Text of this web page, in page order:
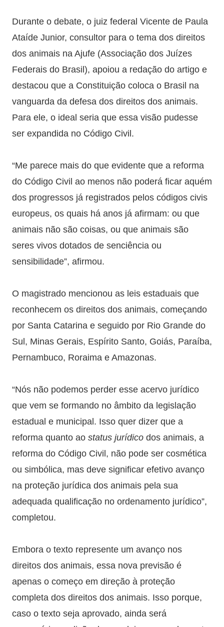
Durante o debate, o juiz federal Vicente de Paula
Ataíde Junior, consultor para o tema dos direitos
dos animais na Ajufe (Associação dos Juízes
Federais do Brasil), apoiou a redação do artigo e
destacou que a Constituição coloca o Brasil na
vanguarda da defesa dos direitos dos animais.
Para ele, o ideal seria que essa visão pudesse
ser expandida no Código Civil.
“Me parece mais do que evidente que a reforma
do Código Civil ao menos não poderá ficar aquém
dos progressos já registrados pelos códigos civis
europeus, os quais há anos já afirmam: ou que
animais não são coisas, ou que animais são
seres vivos dotados de senciência ou
sensibilidade”, afirmou.
O magistrado mencionou as leis estaduais que
reconhecem os direitos dos animais, começando
por Santa Catarina e seguido por Rio Grande do
Sul, Minas Gerais, Espírito Santo, Goiás, Paraíba,
Pernambuco, Roraima e Amazonas.
“Nós não podemos perder esse acervo jurídico
que vem se formando no âmbito da legislação
estadual e municipal. Isso quer dizer que a
reforma quanto ao status jurídico dos animais, a
reforma do Código Civil, não pode ser cosmética
ou simbólica, mas deve significar efetivo avanço
na proteção jurídica dos animais pela sua
adequada qualificação no ordenamento jurídico”,
completou.
Embora o texto represente um avanço nos
direitos dos animais, essa nova previsão é
apenas o começo em direção à proteção
completa dos direitos dos animais. Isso porque,
caso o texto seja aprovado, ainda será